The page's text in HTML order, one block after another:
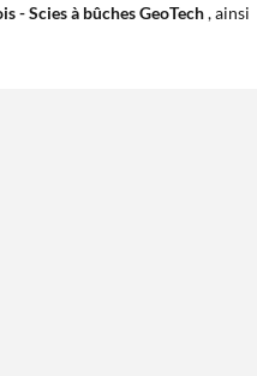
- Scies à bûches GeoTech, ainsi